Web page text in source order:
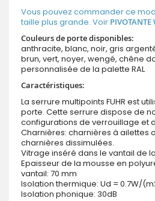
Vous pouvez commander ce
taille plus grande. Voir
Couleurs de porte disponibles:
anthracite, blanc, noir, gris
brun, vert, noyer, wengé, chêne
personnalisée de la palette RAL
Caractéristiques:
La serrure multipoints FUHR est
porte. Cette serrure dispose de
configurations de verrouillage et
Charnières: charnières à ailettes
charnières dissimulées.
Vitrage inséré dans le vantail de
Epaisseur de la mousse en
vantail: 70 mm
Isolation thermique: Ud = 0.7W/
Isolation phonique: 30dB